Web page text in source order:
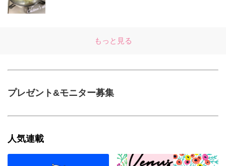
もっと見る
プレゼント&モニター募集
人気連載